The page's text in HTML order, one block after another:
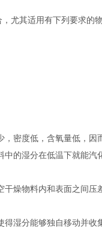
尤其适用有下列要求的物
密度低，含氧量低，因
的湿分在低温下就能
燥物料内和表面之间
湿分能够独自移动并收